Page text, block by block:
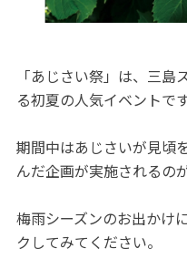
「あじさい祭」は、三
る初夏の人気イベントです
期間中はあじさいが見頃
んだ企画が実施されるの
梅雨シーズンのお出かけ
クしてみてください。